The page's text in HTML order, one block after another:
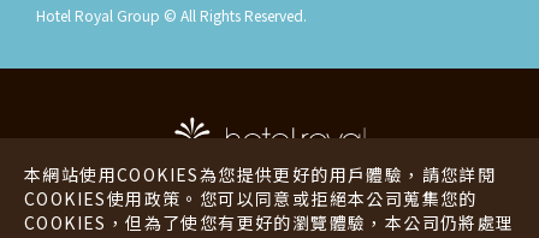
本網站使用COOKIES為您提供更好的用戶體驗，請您詳閱
COOKIES使用政策。您可以同意或拒絕本公司蒐集您的
COOKIES，但為了使您有更好的瀏覽體驗，本公司仍將處理
Hotel Royal Group © All Rights Reserved.
老爺酒店 老爺行旅